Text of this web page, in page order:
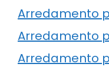
Arredamento
Arredamento
Arredamento